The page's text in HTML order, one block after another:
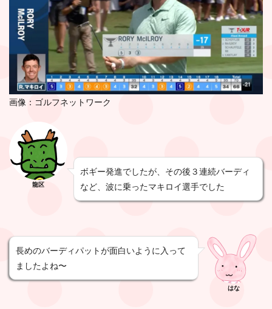
画像：ゴルフネットワーク
龍区
ボギー発進でしたが、その後３連続バーディ
など、波に乗ったマキロイ選手でした
長めのバーディパットが面白いように入って
ましたよね〜
はな